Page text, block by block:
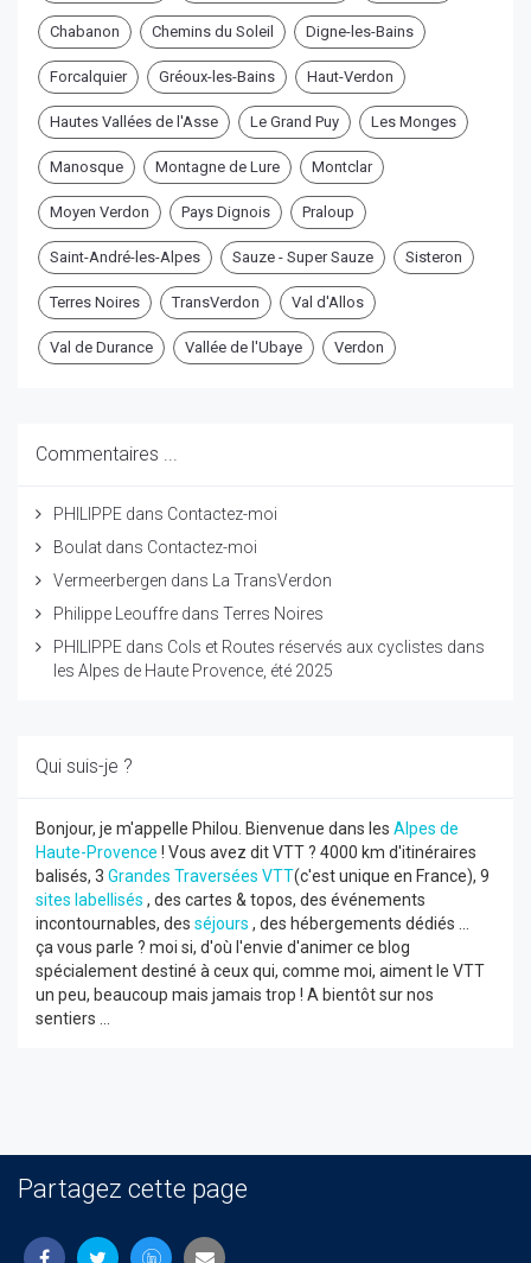
Chabanon Chemins du Soleil Digne-les-Bains
Forcalquier Gréoux-les-Bains Haut-Verdon
Hautes Vallées de l'Asse Le Grand Puy Les Monges
Manosque Montagne de Lure Montclar
Moyen Verdon Pays Dignois Praloup
Saint-André-les-Alpes Sauze - Super Sauze Sisteron
Terres Noires TransVerdon Val d'Allos
Val de Durance Vallée de l'Ubaye Verdon
Commentaires ...
PHILIPPE dans Contactez-moi
Boulat dans Contactez-moi
Vermeerbergen dans
La TransVerdon
Philippe Leouffre dans Terres Noires
PHILIPPE dans Cols et Routes réservés aux cyclistes dans
les Alpes de Haute Provence, été 2025
Qui suis-je ?
Bonjour, je m'appelle Philou. Bienvenue dans les Alpes de
Haute-Provence ! Vous avez dit VTT ? 4000 km d'itinéraires
balisés, 3 Grandes Traversées VTT(c'est unique en France), 9
sites labellisés , des cartes & topos, des événements
incontournables, des séjours , des hébergements dédiés ...
ça vous parle ? moi si, d'où l'envie d'animer ce blog
spécialement destiné à ceux qui, comme moi, aiment le VTT
un peu, beaucoup mais jamais trop ! A bientôt sur nos
sentiers ...
Partagez cette page